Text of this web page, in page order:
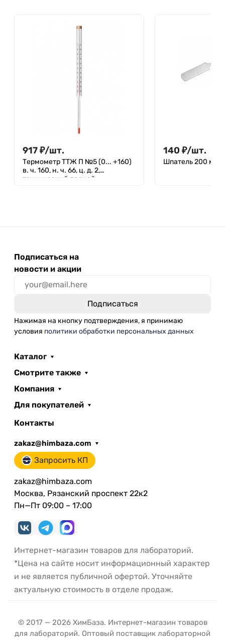
917₽/шт.
Термометр ТТЖ П №5 (0... +160)
в. ч. 160, н. ч. 66, ц. д. 2,
технический прямой
140 ₽/шт.
Шпатель 200 мм
Подписаться на
новости и акции
Нажимая на кнопку подтверждения, я принимаю
условия политики обработки персональных данных
Каталог
Смотрите также
Компания
Для покупателей
Контакты
zakaz@himbaza.com
Запросить КП
zakaz@himbaza.com
Москва, Рязанский проспект 22к2
Пн—Пт 09:00 – 17:00
Интернет-магазин товаров для лабораторий.
*Цена на сайте носит информационный характер
и не является публичной офертой. Уточняйте
актуальную стоимость в отделе продаж.
© 2017 — 2026 ХимБаза. Интернет-магазин товаров
для лабораторий. Оптовый поставщик лабораторной